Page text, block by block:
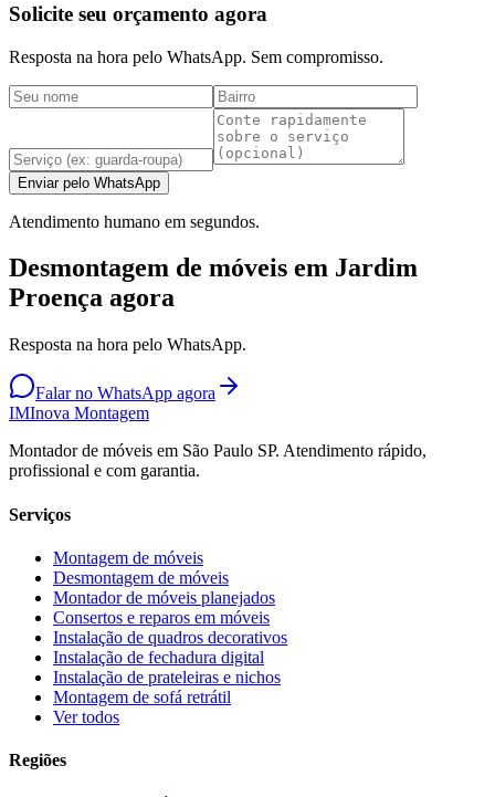
Solicite seu orçamento agora
Resposta na hora pelo WhatsApp. Sem compromisso.
Enviar pelo WhatsApp
Atendimento humano em segundos.
Desmontagem de móveis em Jardim
Proença agora
Resposta na hora pelo WhatsApp.
Falar no WhatsApp agora
IMInova Montagem
Montador de móveis em São Paulo SP. Atendimento rápido,
profissional e com garantia.
Serviços
Montagem de móveis
Desmontagem de móveis
Montador de móveis planejados
Consertos e reparos em móveis
Instalação de quadros decorativos
Instalação de fechadura digital
Instalação de prateleiras e nichos
Montagem de sofá retrátil
Ver todos
Regiões